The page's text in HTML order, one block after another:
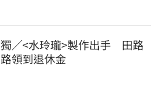
獨／<水玲瓏>製作出手　田路
路領到退休金